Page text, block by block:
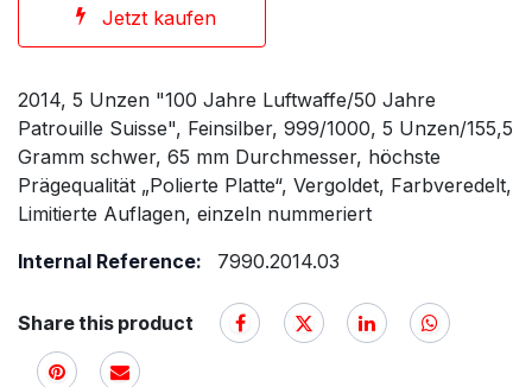
Jetzt kaufen
2014, 5 Unzen "100 Jahre Luftwaffe/50 Jahre
Patrouille Suisse", Feinsilber, 999/1000, 5 Unzen/155,5
Gramm schwer, 65 mm Durchmesser, höchste
Prägequalität „Polierte Platte“, Vergoldet, Farbveredelt,
Limitierte Auflagen, einzeln nummeriert
Internal Reference:
7990.2014.03
Share this product